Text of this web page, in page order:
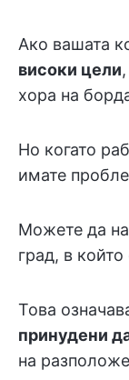
Ако вашата
високи цели
хора на
Но когато
имате
Можете да
град, в
Това
принудени
на